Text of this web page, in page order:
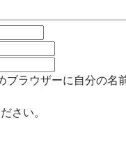
ラウザーに自分の名
さい。